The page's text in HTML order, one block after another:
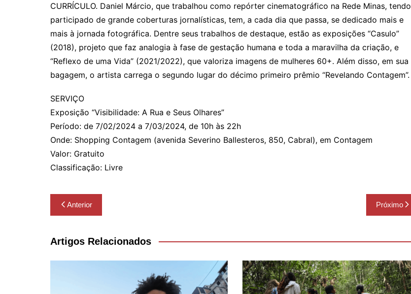
CURRÍCULO. Daniel Márcio, que trabalhou como repórter cinematográfico na Rede Minas, tendo
participado de grande coberturas jornalísticas, tem, a cada dia que passa, se dedicado mais e
mais à jornada fotográfica. Dentre seus trabalhos de destaque, estão as exposições “Casulo”
(2018), projeto que faz analogia à fase de gestação humana e toda a maravilha da criação, e
“Reflexo de uma Vida” (2021/2022), que valoriza imagens de mulheres 60+. Além disso, em sua
bagagem, o artista carrega o segundo lugar do décimo primeiro prêmio “Revelando Contagem”.
SERVIÇO
Exposição “Visibilidade: A Rua e Seus Olhares”
Período: de 7/02/2024 a 7/03/2024, de 10h às 22h
Onde: Shopping Contagem (avenida Severino Ballesteros, 850, Cabral), em Contagem
Valor: Gratuito
Classificação: Livre
Navegação
de
Post
Anterior Próximo
Artigos Relacionados